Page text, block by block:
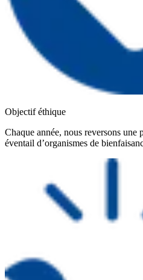
Objectif éthique
Chaque année, nous reversons une
éventail d’organismes de